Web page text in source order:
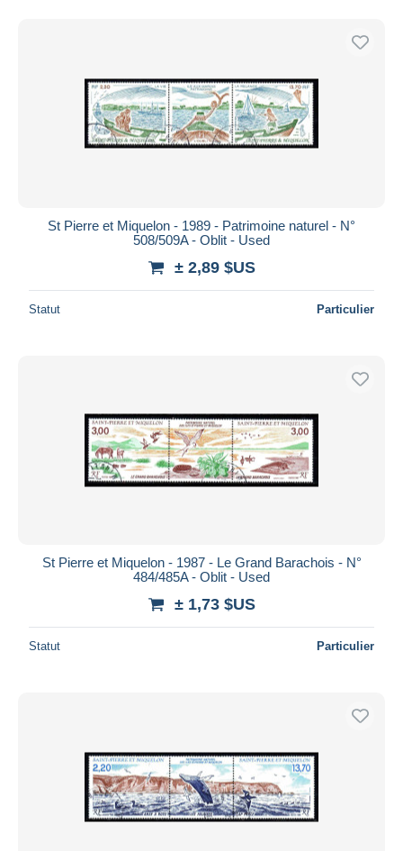
St Pierre et Miquelon - 1989 - Patrimoine naturel - N°
508/509A - Oblit - Used
± 2,89 $US
Statut Particulier
St Pierre et Miquelon - 1987 - Le Grand Barachois - N°
484/485A - Oblit - Used
± 1,73 $US
Statut Particulier